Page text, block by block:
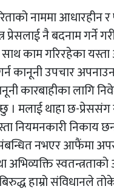
नाममा आधारहीन
प्रेसलाई नै बदनाम गर्ने
साथ काम गरिरहेका
कानूनी उपचार
कारबाहीका लागि
। मलाई थाहा छ-प्रेससंग
नियमनकारी निकाय
नभएर आफैंमा
अभिव्यक्ति
हाम्रो संविधानले